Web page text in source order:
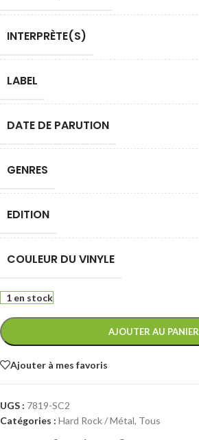
INTERPRÈTE(S)
LABEL
DATE DE PARUTION
GENRES
EDITION
COULEUR DU VINYLE
1 en stock
AJOUTER AU PANIER
Ajouter à mes favoris
UGS : 7819-SC2
Catégories : Hard Rock / Métal, Tous